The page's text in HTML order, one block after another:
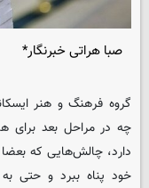
صبا هراتی خبرنگار*
گروه فرهنگ و هنر
چه در مراحل بعد برای
دارد، چالش‌هایی که
خود پناه ببرد و حتی